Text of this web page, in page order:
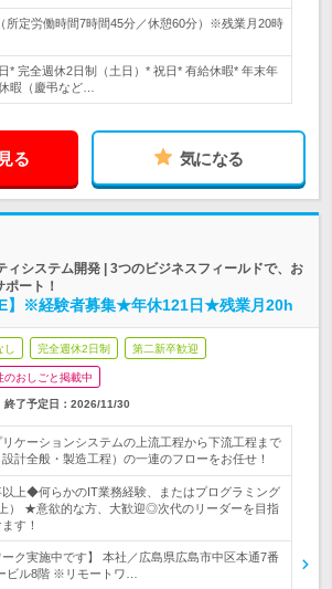
所定労働時間7時間45分／休憩60分）※残業月20時
* 完全週休2日制（土日）* 祝日* 有給休暇* 年末年
暇（慶弔など…
る 気になる
ィシステム開発 | 3つのビジネスフィールドで、お
ート！
】※経験者募集★年休121日★残業月20h
し 完全週休2日制 第二新卒歓迎
のおしごと掲載中
終了予定日： 2026/11/30
ケーションシステムの上流工程から下流工程まで
設計全般・製造工程）の一連のフローをお任せ！
以上◆何らかのIT業務経験、またはプログラミング
） ★意欲的な方、大歓迎◎次代のリーダーを目指
す！
ーク実施中です】 本社／広島県広島市中区本通7番
ビル8階 ※リモートワ…